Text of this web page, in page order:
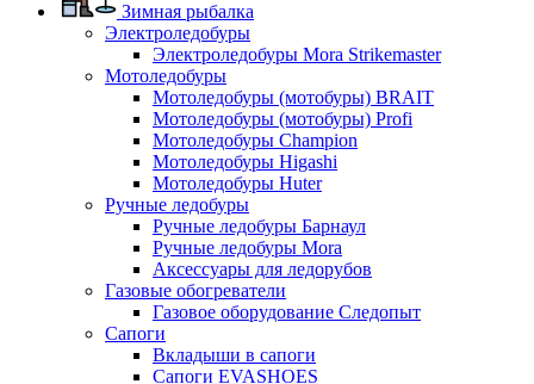
Зимная рыбалка
Электроледобуры
Электроледобуры Mora Strikemaster
Мотоледобуры
Мотоледобуры (мотобуры) BRAIT
Мотоледобуры (мотобуры) Profi
Мотоледобуры Champion
Мотоледобуры Higashi
Мотоледобуры Huter
Ручные ледобуры
Ручные ледобуры Барнаул
Ручные ледобуры Mora
Аксессуары для ледорубов
Газовые обогреватели
Газовое оборудование Следопыт
Сапоги
Вкладыши в сапоги
Сапоги EVASHOES